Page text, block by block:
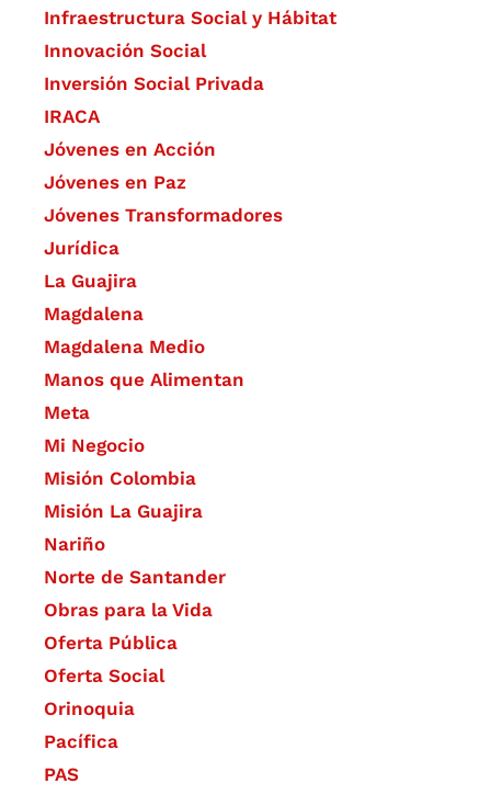
Infraestructura Social y Hábitat
​Innovación Social
Inversión Social Privada
IRACA
Jóvenes en Acción
Jóvenes en Paz
Jóvenes Transformadores
Jurídica
La Guajira
Magdalena
Magdalena Medio
Manos que Alimentan
Meta
Mi Negocio
Misión Colombia
Misión La Guajira
Nariño
Norte de Santander
Obras para la Vida
Oferta Pública
Oferta Social​​
Orinoquia
Pacífica
PAS